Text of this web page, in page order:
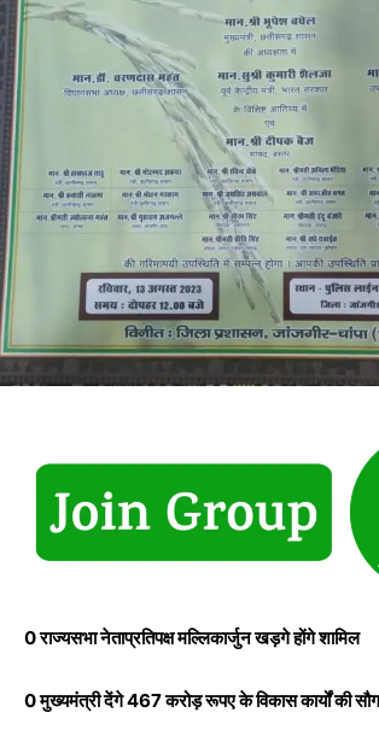
0 राज्यसभा नेताप्रतिपक्ष मल्लिकार्जुन खड़गे होंगे शामिल
0 मुख्यमंत्री देंगे 467 करोड़ रूपए के विकास कार्यों की